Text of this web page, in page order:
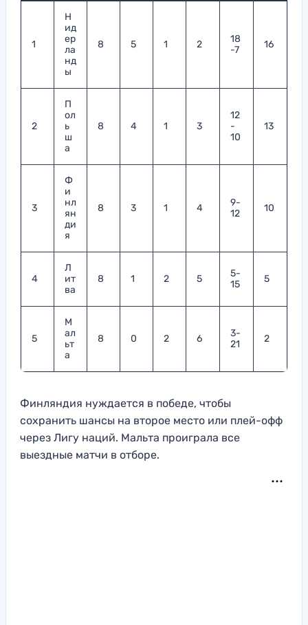
1
Н
ид
ер
ла
нд
ы
8 5 1 2
18
-7
16
2
П
ол
ь
ш
а
8 4 1 3
12
-
10
13
3
Ф
и
нл
ян
ди
я
8 3 1 4
9-
12
10
4
Л
ит
ва
8 1 2 5
5-
15
5
5
М
ал
ьт
а
8 0 2 6
3-
21
2
Финляндия нуждается в победе, чтобы
сохранить шансы на второе место или плей-офф
через Лигу наций. Мальта проиграла все
выездные матчи в отборе.